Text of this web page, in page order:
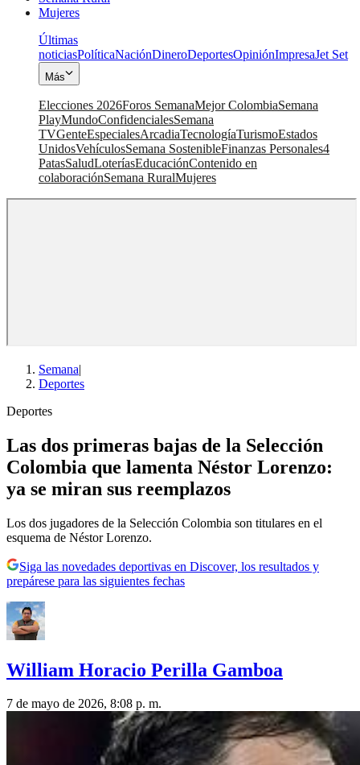
Mujeres
Últimas
noticiasPolíticaNaciónDineroDeportesOpiniónImpresaJet Set
Más
Elecciones 2026Foros SemanaMejor ColombiaSemana
PlayMundoConfidencialesSemana
TVGenteEspecialesArcadiaTecnologíaTurismoEstados
UnidosVehículosSemana SostenibleFinanzas Personales4
PatasSaludLoteríasEducaciónContenido en
colaboraciónSemana RuralMujeres
Semana|
Deportes
Deportes
Las dos primeras bajas de la Selección
Colombia que lamenta Néstor Lorenzo:
ya se miran sus reemplazos
Los dos jugadores de la Selección Colombia son titulares en el
esquema de Néstor Lorenzo.
Siga las novedades deportivas en Discover, los resultados y
prepárese para las siguientes fechas
William Horacio Perilla Gamboa
7 de mayo de 2026, 8:08 p. m.